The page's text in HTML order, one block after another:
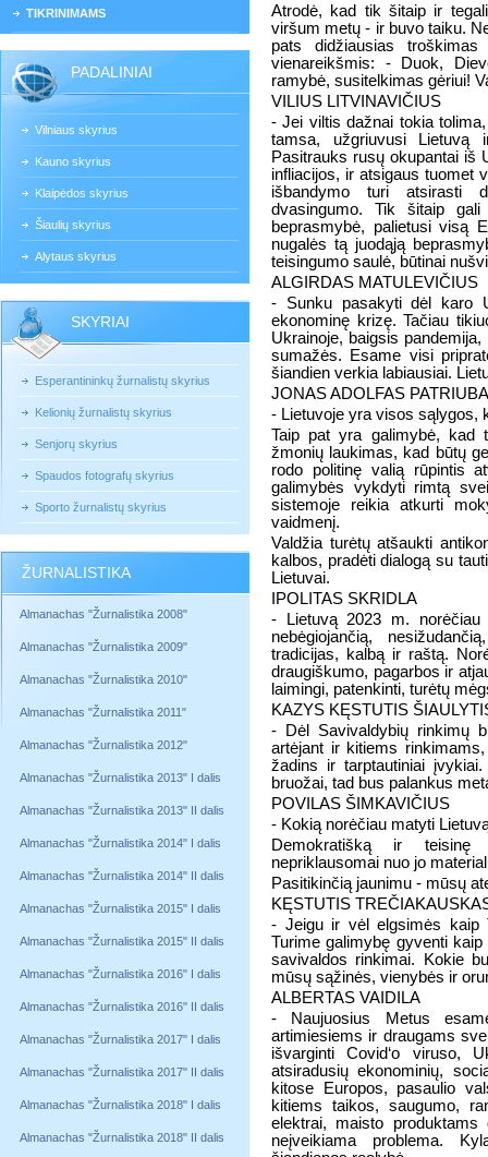
TIKRINIMAMS
PADALINIAI
Vilniaus skyrius
Kauno skyrius
Klaipėdos skyrius
Šiaulių skyrius
Alytaus skyrius
SKYRIAI
Esperantininkų žurnalistų skyrius
Kelionių žurnalistų skyrius
Senjorų skyrius
Spaudos fotografų skyrius
Sporto žurnalistų skyrius
ŽURNALISTIKA
Almanachas "Žurnalistika 2008"
Almanachas "Žurnalistika 2009"
Almanachas "Žurnalistika 2010"
Almanachas "Žurnalistika 2011"
Almanachas "Žurnalistika 2012"
Almanachas "Žurnalistika 2013" I dalis
Almanachas "Žurnalistika 2013" II dalis
Almanachas "Žurnalistika 2014" I dalis
Almanachas "Žurnalistika 2014" II dalis
Almanachas "Žurnalistika 2015" I dalis
Almanachas "Žurnalistika 2015" II dalis
Almanachas "Žurnalistika 2016" I dalis
Almanachas "Žurnalistika 2016" II dalis
Almanachas "Žurnalistika 2017" I dalis
Almanachas "Žurnalistika 2017" II dalis
Almanachas "Žurnalistika 2018" I dalis
Almanachas "Žurnalistika 2018" II dalis
Atrodė, kad tik šitaip ir
viršum metų - ir buvo taiku.
pats didžiausias
vienareikšmis: - Duok,
ramybė, susitelkimas gėriui!
VILIUS LITVINAVIČIUS
- Jei viltis dažnai tokia
tamsa, užgriuvusi Lietuvą
Pasitrauks rusų okupantai iš
infliacijos, ir atsigaus tuomet
išbandymo turi atsirasti
dvasingumo. Tik šitaip
beprasmybė, palietusi visą
nugalės tą juodąją
teisingumo saulė, būtinai
ALGIRDAS MATULEVIČIUS
- Sunku pasakyti dėl karo
ekonominę krizę. Tačiau
Ukrainoje, baigsis
sumažės. Esame visi
šiandien verkia labiausiai.
JONAS ADOLFAS
- Lietuvoje yra visos sąlygos,
Taip pat yra galimybė, kad
žmonių laukimas, kad būtų
rodo politinę valią rūpintis
galimybės vykdyti rimtą
sistemoje reikia atkurti
vaidmenį.
Valdžia turėtų atšaukti
kalbos, pradėti dialogą su
Lietuvai.
IPOLITAS SKRIDLA
- Lietuvą 2023 m. norėčiau
nebėgiojančią,
tradicijas, kalbą ir raštą.
draugiškumo, pagarbos ir
laimingi, patenkinti, turėtų
KAZYS KĘSTUTIS
- Dėl Savivaldybių rinkimų
artėjant ir kitiems
žadins ir tarptautiniai
bruožai, tad bus palankus
POVILAS ŠIMKAVIČIUS
- Kokią norėčiau matyti
Demokratišką ir teisinę
nepriklausomai nuo jo
Pasitikinčią jaunimu - mūsų
KĘSTUTIS
- Jeigu ir vėl elgsimės kaip
Turime galimybę gyventi
savivaldos rinkimai. Kokie
mūsų sąžinės, vienybės ir
ALBERTAS VAIDILA
- Naujuosius Metus
artimiesiems ir draugams
išvarginti Covid‘o viruso,
atsiradusių ekonominių,
kitose Europos, pasaulio
kitiems taikos, saugumo,
elektrai, maisto
neįveikiama problema.